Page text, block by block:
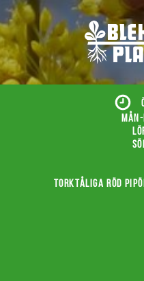
Torktåliga röd